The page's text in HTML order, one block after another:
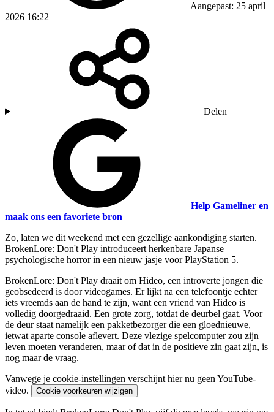
Aangepast: 25 april
2026 16:22
Delen
Help Gameliner en
maak ons een favoriete bron
Zo, laten we dit weekend met een gezellige aankondiging starten.
BrokenLore: Don't Play introduceert herkenbare Japanse
psychologische horror in een nieuw jasje voor PlayStation 5.
BrokenLore: Don't Play draait om Hideo, een introverte jongen die
geobsedeerd is door videogames. Er lijkt na een telefoontje echter
iets vreemds aan de hand te zijn, want een vriend van Hideo is
volledig doorgedraaid. Een grote zorg, totdat de deurbel gaat. Voor
de deur staat namelijk een pakketbezorger die een gloednieuwe,
ietwat aparte console aflevert. Deze vlezige spelcomputer zou zijn
leven moeten veranderen, maar of dat in de positieve zin gaat zijn, is
nog maar de vraag.
Vanwege je cookie-instellingen verschijnt hier nu geen YouTube-
video.
Cookie voorkeuren wijzigen